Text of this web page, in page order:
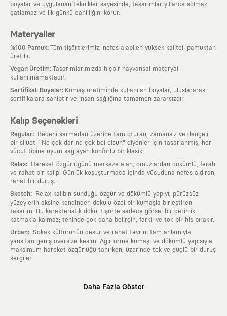
boyalar ve uygulanan teknikler sayesinde, tasarımlar yıllarca solmaz,
çatlamaz ve ilk günkü canlılığını korur.
Materyaller
%100 Pamuk: Tüm tişörtlerimiz, nefes alabilen yüksek kaliteli pamuktan
üretilir.
Vegan Üretim: Tasarımlarımızda hiçbir hayvansal materyal
kullanılmamaktadır.
Sertifikalı Boyalar: Kumaş üretiminde kullanılan boyalar, uluslararası
sertifikalara sahiptir ve insan sağlığına tamamen zararsızdır.
Kalıp Seçenekleri
Regular:
Bedeni sarmadan üzerine tam oturan, zamansız ve dengeli
bir silüet. "Ne çok dar ne çok bol olsun" diyenler için tasarlanmış, her
vücut tipine uyum sağlayan konforlu bir klasik.
Relax:
Hareket özgürlüğünü merkeze alan, omuzlardan dökümlü, ferah
ve rahat bir kalıp. Günlük koşuşturmaca içinde vücuduna nefes aldıran,
rahat bir duruş.
Sketch:
Relax kalıbın sunduğu özgür ve dökümlü yapıyı, pürüzsüz
yüzeylerin aksine kendinden dokulu özel bir kumaşla birleştiren
tasarım. Bu karakteristik doku, tişörte sadece görsel bir derinlik
katmakla kalmaz; teninde çok daha belirgin, farklı ve tok bir his bırakır.
Urban: Sokak kültürünün cesur ve rahat tavrını tam anlamıyla
yansıtan geniş oversize kesim. Ağır örme kumaşı ve dökümlü yapısıyla
maksimum hareket özgürlüğü tanırken, üzerinde tok ve güçlü bir duruş
sergiler.
Daha Fazla Göster